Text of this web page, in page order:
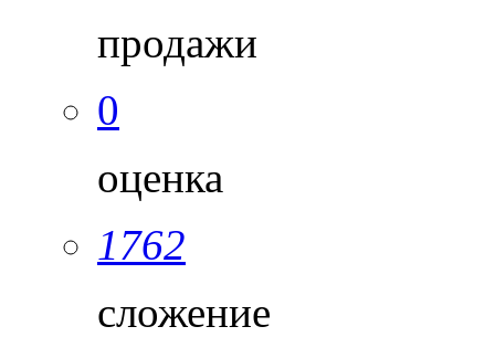
продажи
0
оценка
1762
сложение